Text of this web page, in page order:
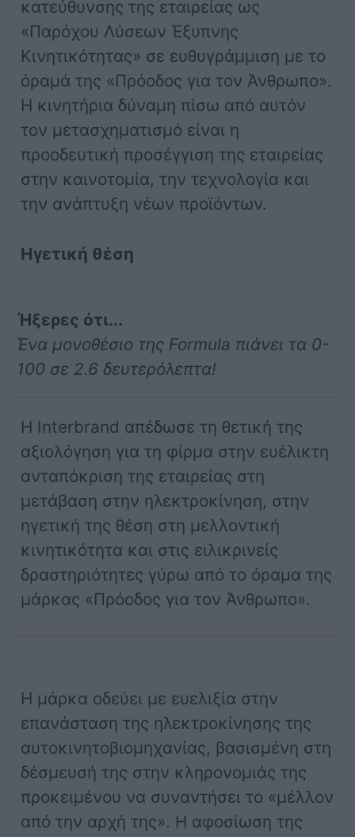
κατεύθυνσης της εταιρείας ως
«Παρόχου Λύσεων Έξυπνης
Κινητικότητας» σε ευθυγράμμιση με το
όραμά της «Πρόοδος για τον Άνθρωπο».
Η κινητήρια δύναμη πίσω από αυτόν
τον μετασχηματισμό είναι η
προοδευτική προσέγγιση της εταιρείας
στην καινοτομία, την τεχνολογία και
την ανάπτυξη νέων προϊόντων.
Ηγετική θέση
Ήξερες ότι...
Ένα μονοθέσιο της Formula πιάνει τα 0-
100 σε 2.6 δευτερόλεπτα!
Η Interbrand απέδωσε τη θετική της
αξιολόγηση για τη φίρμα στην ευέλικτη
ανταπόκριση της εταιρείας στη
μετάβαση στην ηλεκτροκίνηση, στην
ηγετική της θέση στη μελλοντική
κινητικότητα και στις ειλικρινείς
δραστηριότητες γύρω από το όραμα της
μάρκας «Πρόοδος για τον Άνθρωπο».
Η μάρκα οδεύει με ευελιξία στην
επανάσταση της ηλεκτροκίνησης της
αυτοκινητοβιομηχανίας, βασισμένη στη
δέσμευσή της στην κληρονομιάς της
προκειμένου να συναντήσει το «μέλλον
από την αρχή της». Η αφοσίωση της